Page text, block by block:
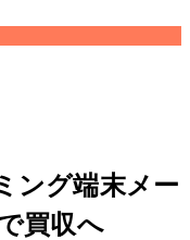
ング端末メー
買収へ